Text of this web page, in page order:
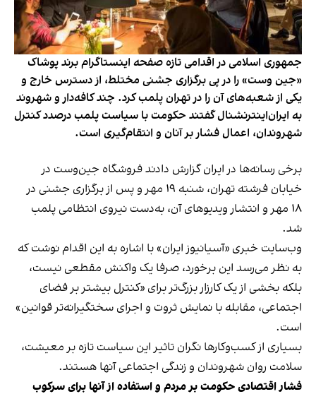
جمهوری اسلامی در اقدامی تازه صفحه اینستاگرام برند پوشاک
«جین وست» را در پی برگزاری جشنی مختلط، از دسترس خارج و
یکی از شعبه‌های آن را در تهران پلمب کرد. چند کافه‌‌دار و شهروند
به ایران‌اینترنشنال گفتند حکومت با سیاست پلمب درصدد کنترل
شهروندان، اعمال فشار بر آنان و انتقام‌گیری است.
برخی رسانه‌ها در ایران گزارش دادند فروشگاه جین‌وست در
خیابان فرشته تهران، شنبه ۱۹ مهر و پس از برگزاری جشنی در
۱۸ مهر و انتشار ویدیوهای آن، به‌دست نیروی انتظامی پلمب
شد.
وب‌سایت خبری «آسیانیوز ایران» با اشاره به این اقدام نوشت که
به نظر می‌رسد این برخورد، صرفا یک واکنش مقطعی نیست،
بلکه بخشی از یک کارزار بزرگ‌تر برای «کنترل بیشتر بر فضای
اجتماعی، مقابله با نمایش ثروت و اجرای سختگیرانه‌تر قوانین»
است.
بسیاری از کسب‌وکارها نگران تاثیر این سیاست‌ تازه بر معیشت،
سلامت روان شهروندان و زندگی اجتماعی آنها هستند.
فشار اقتصادی حکومت بر مردم و استفاده از آنها برای سرکوب